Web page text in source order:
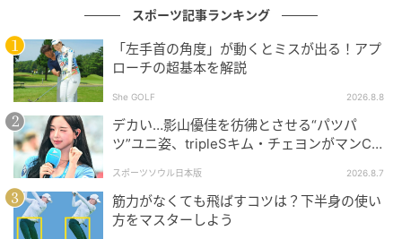
スポーツ記事ランキング
「左手首の角度」が動くとミスが出る！アプ
ローチの超基本を解説
She GOLF 2026.8.8
デカい…影山優佳を彷彿とさせる“パツパ
ツ”ユニ姿、tripleSキム・チェヨンがマンC対
スポーツソウル日本版 2026.8.7
筋力がなくても飛ばすコツは？下半身の使い
方をマスターしよう